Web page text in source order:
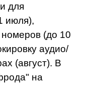
для
июля),
номеров (до 10
аудио/
(август). В
на